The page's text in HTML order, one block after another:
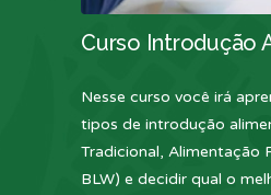
Curso Introdução
Nesse curso você irá
tipos de introdução
Tradicional, Alimentação
BLW) e decidir qual o